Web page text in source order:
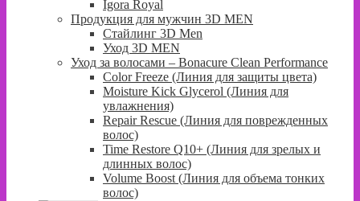
Igora Royal
Продукция для мужчин 3D MEN
Стайлинг 3D Men
Уход 3D MEN
Уход за волосами – Bonacure Clean Performance
Color Freeze (Линия для защиты цвета)
Moisture Kick Glycerol (Линия для
увлажнения)
Repair Rescue (Линия для поврежденных
волос)
Time Restore Q10+ (Линия для зрелых и
длинных волос)
Volume Boost (Линия для объема тонких
волос)